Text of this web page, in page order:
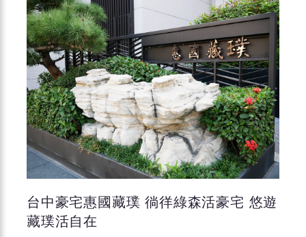
台中豪宅惠國藏璞 徜徉綠森活豪宅 悠遊
藏璞活自在